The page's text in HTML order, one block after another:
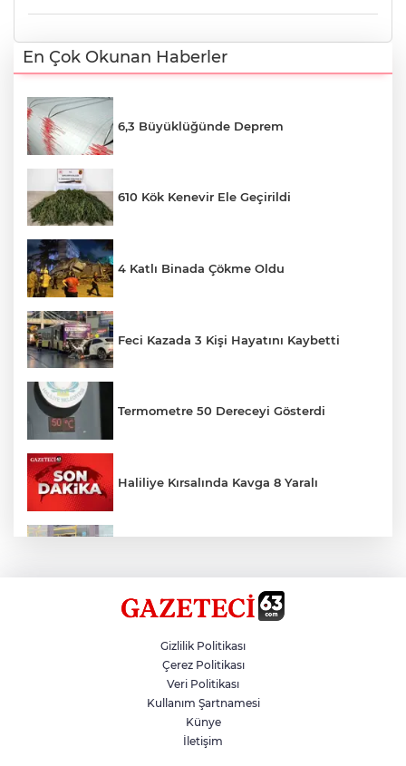
En Çok Okunan Haberler
6,3 Büyüklüğünde Deprem
610 Kök Kenevir Ele Geçirildi
4 Katlı Binada Çökme Oldu
Feci Kazada 3 Kişi Hayatını Kaybetti
Termometre 50 Dereceyi Gösterdi
Haliliye Kırsalında Kavga 8 Yaralı
Hikmet Başak’tan Ulaşım Çalışması
Sezon 18 Ağustos'ta Başlayacak
Gizlilik Politikası
Çerez Politikası
Veri Politikası
Kullanım Şartnamesi
Künye
İletişim